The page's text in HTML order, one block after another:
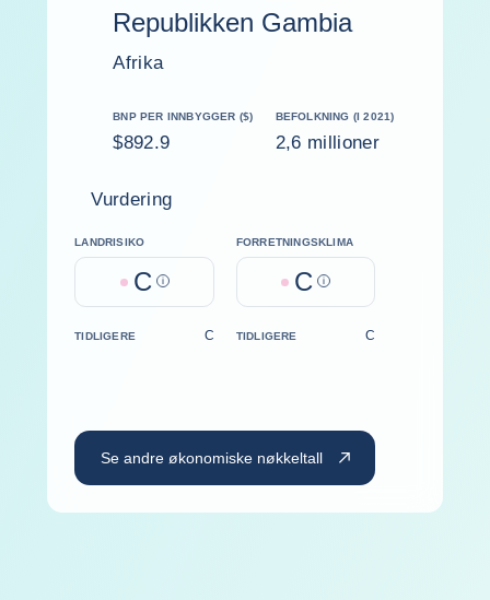
Republikken Gambia
Afrika
BNP PER INNBYGGER ($)
$892.9
BEFOLKNING (I 2021)
2,6 millioner
Vurdering
LANDRISIKO
C Help
FORRETNINGSKLIMA
C Help
TIDLIGERE C TIDLIGERE C
Se andre økonomiske nøkkeltall